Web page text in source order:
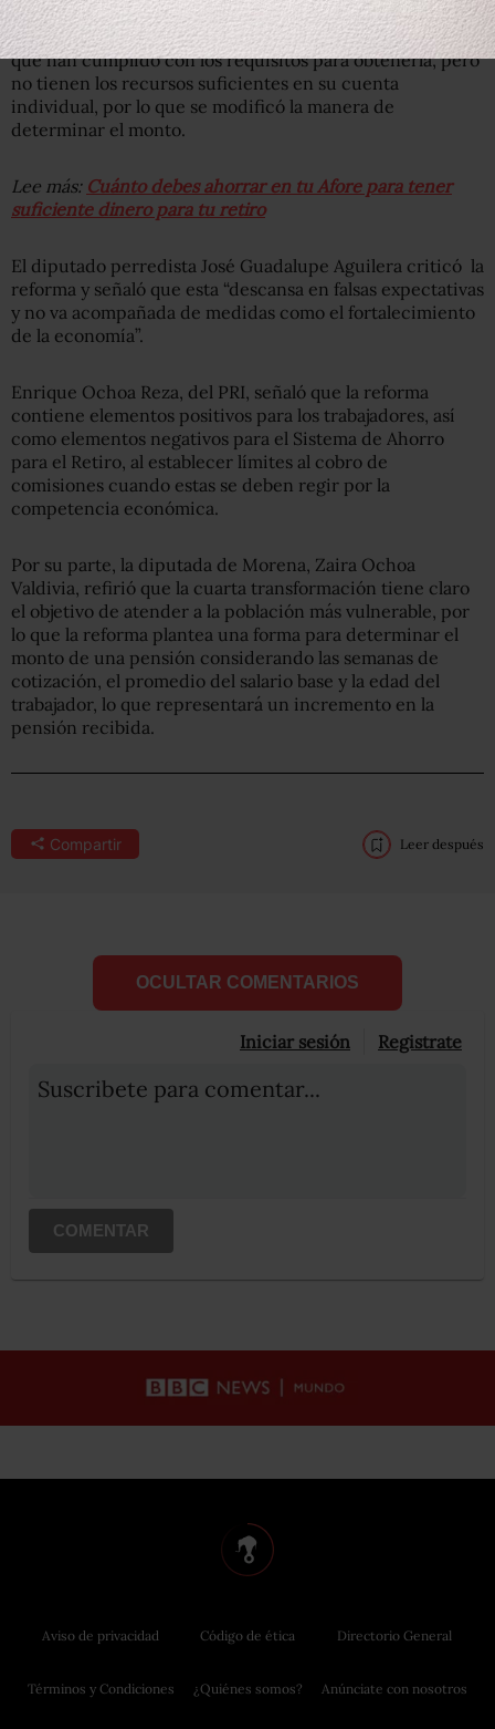
Las reformas también prevén un aumento en el monto de
la pensión garantizada que se otorga a los trabajadores
que han cumplido con los requisitos para obtenerla, pero
no tienen los recursos suficientes en su cuenta
individual, por lo que se modificó la manera de
determinar el monto.
Lee más: Cuánto debes ahorrar en tu Afore para tener
suficiente dinero para tu retiro
El diputado perredista José Guadalupe Aguilera criticó la
reforma y señaló que esta “descansa en falsas expectativas
y no va acompañada de medidas como el fortalecimiento
de la economía”.
Enrique Ochoa Reza, del PRI, señaló que la reforma
contiene elementos positivos para los trabajadores, así
como elementos negativos para el Sistema de Ahorro
para el Retiro, al establecer límites al cobro de
comisiones cuando estas se deben regir por la
competencia económica.
Por su parte, la diputada de Morena, Zaira Ochoa
Valdivia, refirió que la cuarta transformación tiene claro
el objetivo de atender a la población más vulnerable, por
lo que la reforma plantea una forma para determinar el
monto de una pensión considerando las semanas de
cotización, el promedio del salario base y la edad del
trabajador, lo que representará un incremento en la
pensión recibida.
Compartir Leer después
OCULTAR COMENTARIOS
Iniciar sesión Registrate
Suscribete para comentar...
COMENTAR
Aviso de privacidad
Términos y Condiciones
Código de ética
¿Quiénes somos?
Directorio General
Anúnciate con nosotros